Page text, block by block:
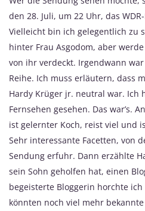
den 28. Juli, um 22 Uhr, das
Vielleicht bin ich gelegentlich zu
hinter Frau Asgodom, aber
von ihr verdeckt. Irgendwann
Reihe. Ich muss erläutern, dass
Hardy Krüger jr. neutral war. Ich
Fernsehen gesehen. Das war’s.
ist gelernter Koch, reist viel und
Sehr interessante Facetten, von
Sendung erfuhr. Dann erzählte
sein Sohn geholfen hat, einen
begeisterte Bloggerin horchte
könnten noch viel mehr